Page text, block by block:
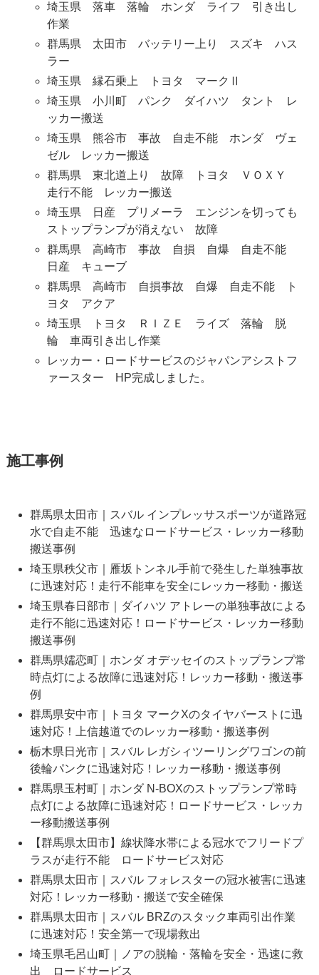
埼玉県 落車 落輪 ホンダ ライフ 引き出し
作業
群馬県 太田市 バッテリー上り スズキ ハス
ラー
埼玉県 縁石乗上 トヨタ マークⅡ
埼玉県 小川町 パンク ダイハツ タント レ
ッカー搬送
埼玉県 熊谷市 事故 自走不能 ホンダ ヴェ
ゼル レッカー搬送
群馬県 東北道上り 故障 トヨタ ＶＯＸＹ
走行不能 レッカー搬送
埼玉県 日産 プリメーラ エンジンを切っても
ストップランプが消えない 故障
群馬県 高崎市 事故 自損 自爆 自走不能
日産 キューブ
群馬県 高崎市 自損事故 自爆 自走不能 ト
ヨタ アクア
埼玉県 トヨタ ＲＩＺＥ ライズ 落輪 脱
輪 車両引き出し作業
レッカー・ロードサービスのジャパンアシストフ
ァースター HP完成しました。
施工事例
群馬県太田市｜スバル インプレッサスポーツが道路冠
水で自走不能 迅速なロードサービス・レッカー移動
搬送事例
埼玉県秩父市｜雁坂トンネル手前で発生した単独事故
に迅速対応！走行不能車を安全にレッカー移動・搬送
埼玉県春日部市｜ダイハツ アトレーの単独事故による
走行不能に迅速対応！ロードサービス・レッカー移動
搬送事例
群馬県嬬恋町｜ホンダ オデッセイのストップランプ常
時点灯による故障に迅速対応！レッカー移動・搬送事
例
群馬県安中市｜トヨタ マークXのタイヤバーストに迅
速対応！上信越道でのレッカー移動・搬送事例
栃木県日光市｜スバル レガシィツーリングワゴンの前
後輪パンクに迅速対応！レッカー移動・搬送事例
群馬県玉村町｜ホンダ N-BOXのストップランプ常時
点灯による故障に迅速対応！ロードサービス・レッカ
ー移動搬送事例
【群馬県太田市】線状降水帯による冠水でフリードプ
ラスが走行不能 ロードサービス対応
群馬県太田市｜スバル フォレスターの冠水被害に迅速
対応！レッカー移動・搬送で安全確保
群馬県太田市｜スバル BRZのスタック車両引出作業
に迅速対応！安全第一で現場救出
埼玉県毛呂山町｜ノアの脱輪・落輪を安全・迅速に救
出 ロードサービス